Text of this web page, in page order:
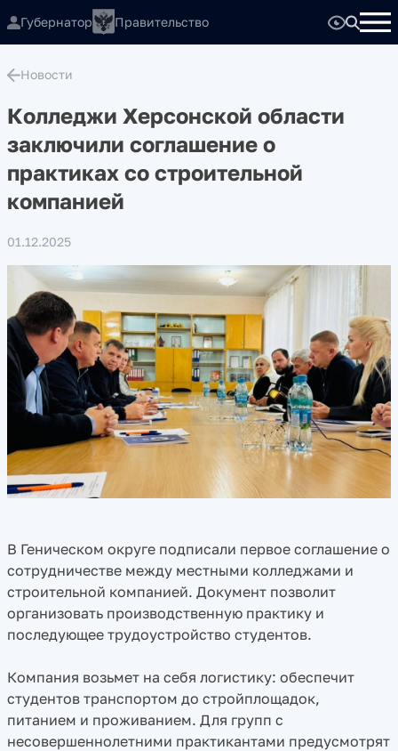
Губернатор Правительство
Новости
Колледжи Херсонской области
заключили соглашение о
практиках со строительной
компанией
01.12.2025
В Геническом округе подписали первое соглашение о
сотрудничестве между местными колледжами и
строительной компанией. Документ позволит
организовать производственную практику и
последующее трудоустройство студентов.
Компания возьмет на себя логистику: обеспечит
студентов транспортом до стройплощадок,
питанием и проживанием. Для групп с
несовершеннолетними практикантами предусмотрят